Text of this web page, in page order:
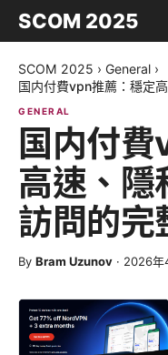
SCOM 2025
SCOM 2025 › General ›
国内付費vpn推薦：穩定
GENERAL
国内付
高速、隱
訪問的完
By Bram Uzunov · 2026年